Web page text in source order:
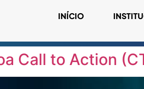
INÍCIO
Call to Action